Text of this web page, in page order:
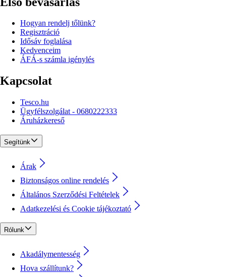
Hogyan rendelj tőlünk?
Regisztráció
Idősáv foglalása
Kedvenceim
ÁFÁ-s számla igénylés
Kapcsolat
Tesco.hu
Ügyfélszolgálat - 0680222333
Áruházkereső
Segítünk
Árak
Biztonságos online rendelés
Általános Szerződési Feltételek
Adatkezelési és Cookie tájékoztató
Rólunk
Akadálymentesség
Hova szállítunk?